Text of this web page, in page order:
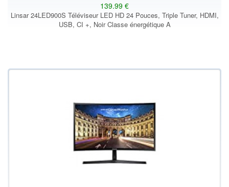
139.99 €
Linsar 24LED900S Téléviseur LED HD 24 Pouces, Triple Tuner, HDMI,
USB, CI +, Noir Classe énergétique A